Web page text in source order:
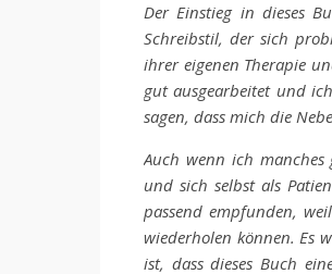
Der Einstieg in dieses
Schreibstil, der sich
ihrer eigenen Therapie
gut ausgearbeitet und
sagen, dass mich die
Auch wenn ich
und sich selbst als
passend empfunden,
wiederholen können. Es
ist, dass dieses Buch